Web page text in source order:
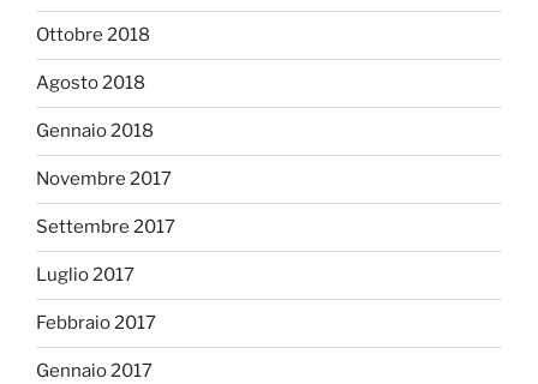
Ottobre 2018
Agosto 2018
Gennaio 2018
Novembre 2017
Settembre 2017
Luglio 2017
Febbraio 2017
Gennaio 2017